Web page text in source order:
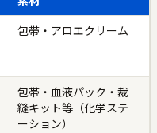
包帯・アロエクリーム
包帯・血液パック・裁
縫キット等（化学ステ
ーション）